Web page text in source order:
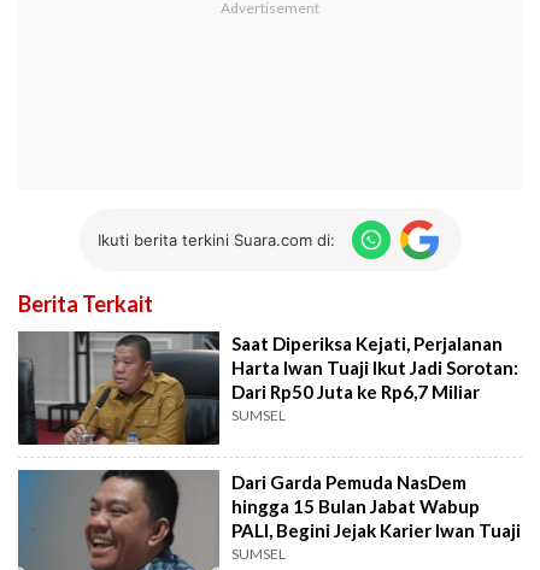
Ikuti berita terkini Suara.com di:
Berita Terkait
Saat Diperiksa Kejati, Perjalanan
Harta Iwan Tuaji Ikut Jadi Sorotan:
Dari Rp50 Juta ke Rp6,7 Miliar
SUMSEL
Dari Garda Pemuda NasDem
hingga 15 Bulan Jabat Wabup
PALI, Begini Jejak Karier Iwan Tuaji
SUMSEL